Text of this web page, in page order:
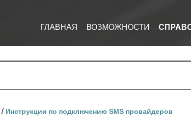
ГЛАВНАЯ ВОЗМОЖНОСТИ
/ Инструкции по подключению SMS провайдеров